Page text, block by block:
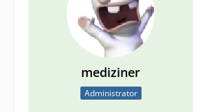
mediziner
Administrator